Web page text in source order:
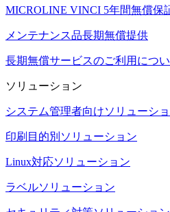
MICROLINE VINCI 5年間無償保
メンテナンス品長期無償提供
長期無償サービスのご利用につ
ソリューション
システム管理者向けソリューシ
印刷目的別ソリューション
Linux対応ソリューション
ラベルソリューション